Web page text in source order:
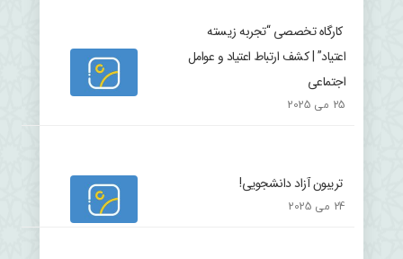
کارگاه تخصصی “تجربه زیسته
اعتیاد” | کشف ارتباط اعتیاد و عوامل
اجتماعی
25 می 2025
تریبون آزاد دانشجویی!
24 می 2025